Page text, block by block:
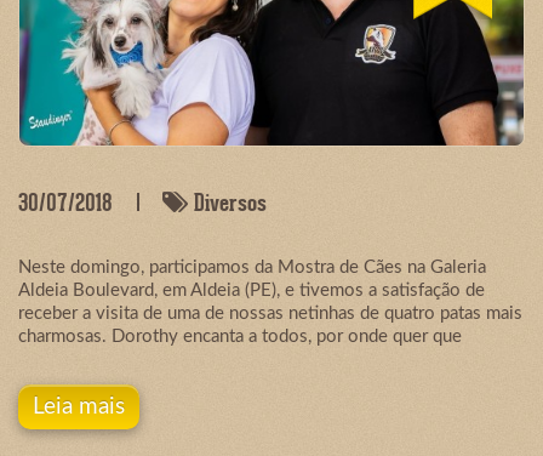
30/07/2018 Diversos
Neste domingo, participamos da Mostra de Cães na Galeria
Aldeia Boulevard, em Aldeia (PE), e tivemos a satisfação de
receber a visita de uma de nossas netinhas de quatro patas mais
charmosas. Dorothy encanta a todos, por onde quer que
Leia mais